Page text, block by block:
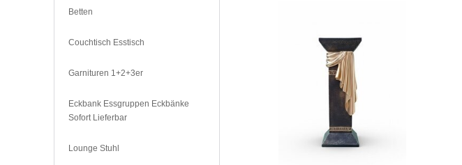
Betten
Couchtisch Esstisch
Garnituren 1+2+3er
Eckbank Essgruppen Eckbänke
Sofort Lieferbar
Lounge Stuhl